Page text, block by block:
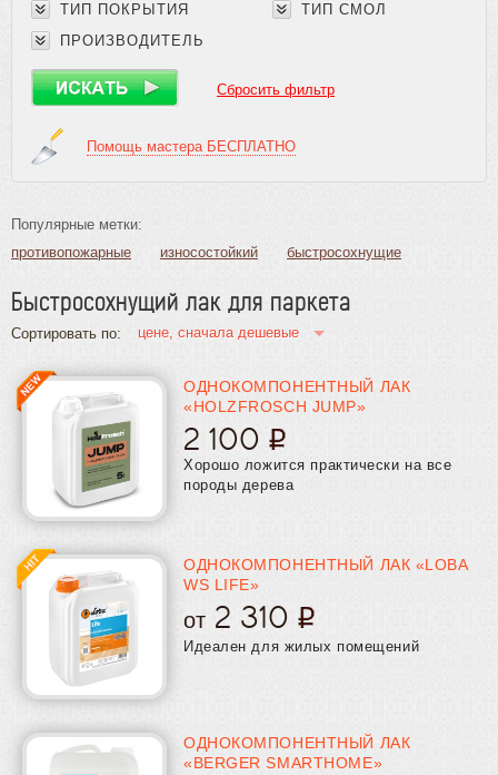
Грунтовка для лака
Лак для паркета
Красители для дерева
Средства по уходу
Герметики
Подготовка и ремонт основания
Масла и краски
Инструмент и расходные материалы
ТИП ПОКРЫТИЯ
ТИП СМОЛ
ПРОИЗВОДИТЕЛЬ
Сбросить фильтр
Помощь мастера БЕСПЛАТНО
Популярные метки:
противопожарные
износостойкий
быстросохнущие
износостойкие и влагостойкие
износостойкие (водные)
для пробки
полиуретановые
однокомпонентные
двухкомпонентные немецкие
neolux
loba lobadur для пробки двухкомпонентные Loba
Быстросохнущий лак для паркета
Сортировать по: цене, сначала дешевые
ОДНОКОМПОНЕНТНЫЙ ЛАК
«HOLZFROSCH JUMP»
2 100
Хорошо ложится практически на все
породы дерева
ОДНОКОМПОНЕНТНЫЙ ЛАК «LOBA
WS LIFE»
от 2 310
Идеален для жилых помещений
ОДНОКОМПОНЕНТНЫЙ ЛАК
«BERGER SMARTHOME»